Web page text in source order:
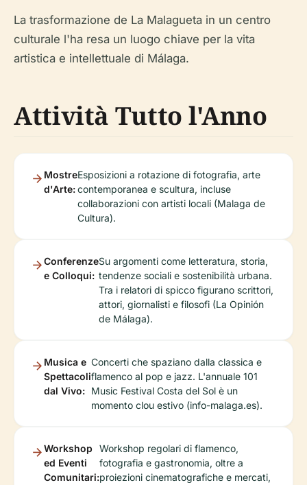
La trasformazione de La Malagueta in un centro
culturale l'ha resa un luogo chiave per la vita
artistica e intellettuale di Málaga.
Attività Tutto l'Anno
Mostre
d'Arte:
Esposizioni a rotazione di fotografia, arte
contemporanea e scultura, incluse
collaborazioni con artisti locali (Malaga de
Cultura).
Conferenze
e Colloqui:
Su argomenti come letteratura, storia,
tendenze sociali e sostenibilità urbana.
Tra i relatori di spicco figurano scrittori,
attori, giornalisti e filosofi (La Opinión
de Málaga).
Musica e
Spettacoli
dal Vivo:
Concerti che spaziano dalla classica e
flamenco al pop e jazz. L'annuale 101
Music Festival Costa del Sol è un
momento clou estivo (info-malaga.es).
Workshop
ed Eventi
Comunitari:
Workshop regolari di flamenco,
fotografia e gastronomia, oltre a
proiezioni cinematografiche e mercati,